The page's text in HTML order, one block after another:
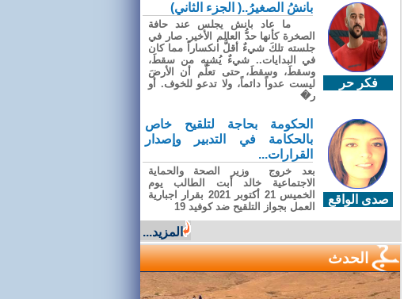
فكر حر
بانشُ الصغيرُ..( الجزء الثاني)
ما عاد بانش يجلس عند حافة
الصخرة كأنها حدُّ العالم الأخير. صار في
جلسته تلكَ شيءٌ أقلُّ انكساراً مما كان
في البدايات.. شيءٌ يُشبِه من سقطَ،
وسقطَ، وسقطَ، حتى تعلّم أن الأرضَ
ليست عدواً دائماً، ولا تدعو للخوف. أو
ر�
صدى الواقع
الحكومة بحاجة لتلقيح خاص
بالحكامة في التدبير وإصدار
القرارات...
بعد خروج وزير الصحة والحماية
الاجتماعية خالد أبت الطالب يوم
الخميس 21 أكتوبر 2021 بقرار اجبارية
العمل بجواز التلقيح ضد كوفيد 19
المزيد...
الحدث